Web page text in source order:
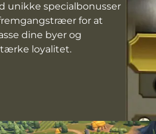
unikke specialbonusser
for at
dine byer og
loyalitet.